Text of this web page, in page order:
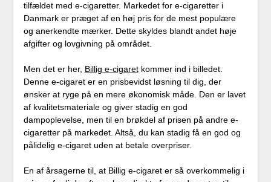
tilfældet med e-cigaretter. Markedet for e-cigaretter i
Danmark er præget af en høj pris for de mest populære
og anerkendte mærker. Dette skyldes blandt andet høje
afgifter og lovgivning på området.
Men det er her, Billig e-cigaretkommer ind i billedet.
Denne e-cigaret er en prisbevidst løsning til dig, der
ønsker at ryge på en mere økonomisk måde. Den er lavet
af kvalitetsmateriale og giver stadig en god
dampoplevelse, men til en brøkdel af prisen på andre e-
cigaretter på markedet. Altså, du kan stadig få en god og
pålidelig e-cigaret uden at betale overpriser.
En af årsagerne til, at Billig e-cigaret er så overkommelig i